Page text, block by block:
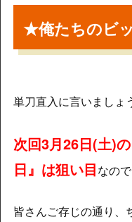
★俺たちのビ
単刀直入に言いましょ
次回3月26日(土)
日』は狙い目なの
皆さんご存じの通り、